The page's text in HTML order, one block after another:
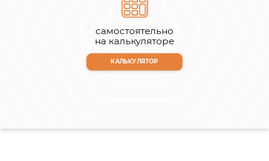
самостоятельно
на калькуляторе
КАЛЬКУЛЯТОР